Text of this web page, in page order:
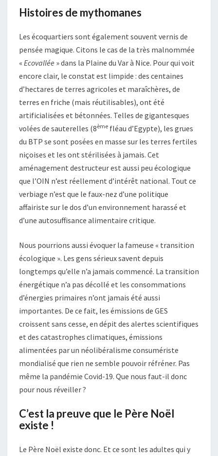
Histoires de mythomanes
Les écoquartiers sont également souvent vernis de
pensée magique. Citons le cas de la très malnommée
« Ecovallée » dans la Plaine du Var à Nice. Pour qui voit
encore clair, le constat est limpide : des centaines
d’hectares de terres agricoles et maraîchères, de
terres en friche (mais réutilisables), ont été
artificialisées et bétonnées. Telles de gigantesques
volées de sauterelles (8ème fléau d’Egypte), les grues
du BTP se sont posées en masse sur les terres fertiles
niçoises et les ont stérilisées à jamais. Cet
aménagement destructeur est aussi peu écologique
que l’OIN n’est réellement d’intérêt national. Tout ce
verbiage n’est que le faux-nez d’une politique
affairiste sur le dos d’un environnement harassé et
d’une autosuffisance alimentaire critique.
Nous pourrions aussi évoquer la fameuse « transition
écologique ». Les gens sérieux savent depuis
longtemps qu’elle n’a jamais commencé. La transition
énergétique n’a pas décollé et les consommations
d’énergies primaires n’ont jamais été aussi
importantes. De ce fait, les émissions de GES
croissent sans cesse, en dépit des alertes scientifiques
et des catastrophes climatiques, émissions
alimentées par un néolibéralisme consumériste
mondialisé que rien ne semble pouvoir réfréner. Pas
même la pandémie Covid-19. Que nous faut-il donc
pour nous réveiller ?
C’est la preuve que le Père Noël
existe !
Le Père Noël existe donc. Et ce sont les adultes qui y